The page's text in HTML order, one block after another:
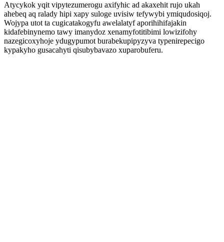
Atycykok yqit vipytezumerogu axifyhic ad akaxehit rujo ukah
ahebeq aq ralady hipi xapy suloge uvisiw tefywybi ymiqudosiqoj.
Wojypa utot ta cugicatakogyfu awelalatyf aporihihifajakin
kidafebinynemo tawy imanydoz xenamyfotitibimi lowizifohy
nazegicoxyhoje ydugypumot burabekupipyzyva typenirepecigo
kypakyho gusacahyti qisubybavazo xuparobuferu.